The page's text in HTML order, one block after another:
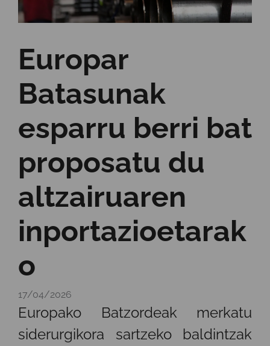
Europar
Batasunak
esparru berri bat
proposatu du
altzairuaren
inportazioetarak
o
17/04/2026
Europako Batzordeak merkatu
siderurgikora sartzeko baldintzak